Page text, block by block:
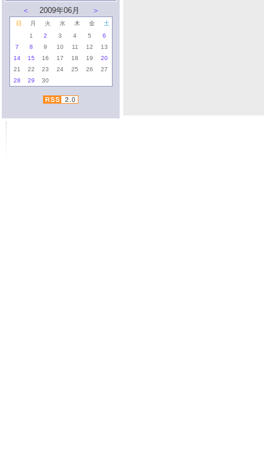
＜
2009年06月 ＞
日 月 火 水 木 金
土
1
2 3 4 5
6
7
8 9 10 11 12
13
14
15 16 17 18 19
20
21
22 23 24 25 26
27
28
29 30